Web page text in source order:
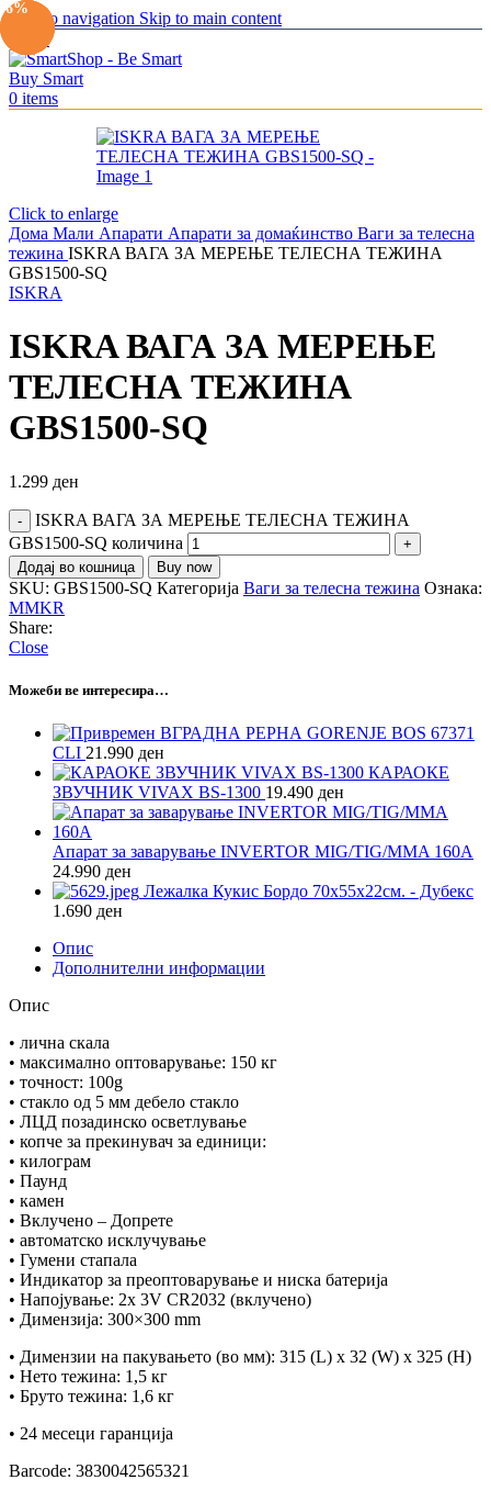
Skip to navigation Skip to main content
0 items
Click to enlarge
Дома Мали Апарати Апарати за домаќинство Ваги за телесна
тежина ISKRA ВАГА ЗА МЕРЕЊЕ ТЕЛЕСНА ТЕЖИНА
GBS1500-SQ
ISKRA
ISKRA ВАГА ЗА МЕРЕЊЕ
ТЕЛЕСНА ТЕЖИНА
GBS1500-SQ
1.299 ден
ISKRA ВАГА ЗА МЕРЕЊЕ ТЕЛЕСНА ТЕЖИНА
GBS1500-SQ количина
Додај во кошница Buy now
SKU: GBS1500-SQ Категорија Ваги за телесна тежина Ознака:
MMKR
Share:
Close
Можеби ве интересира…
ВГРАДНА РЕРНА GORENJE BOS 67371
CLI 21.990 ден
КАРАОКЕ
ЗВУЧНИК VIVAX BS-1300 19.490 ден
Апарат за заварување INVERTOR MIG/TIG/MMA 160A
24.990 ден
Лежалка Кукис Бордо 70х55х22см. - Дубекс
1.690 ден
Опис
Дополнителни информации
Опис
• лична скала
• максимално оптоварување: 150 кг
• точност: 100g
• стакло од 5 мм дебело стакло
• ЛЦД позадинско осветлување
• копче за прекинувач за единици:
• килограм
• Паунд
• камен
• Вклучено – Допрете
• автоматско исклучување
• Гумени стапала
• Индикатор за преоптоварување и ниска батерија
• Напојување: 2x 3V CR2032 (вклучено)
• Димензија: 300×300 mm
• Димензии на пакувањето (во мм): 315 (L) x 32 (W) x 325 (H)
• Нето тежина: 1,5 кг
• Бруто тежина: 1,6 кг
• 24 месеци гаранција
Barcode: 3830042565321
-23%
-23%
-6%